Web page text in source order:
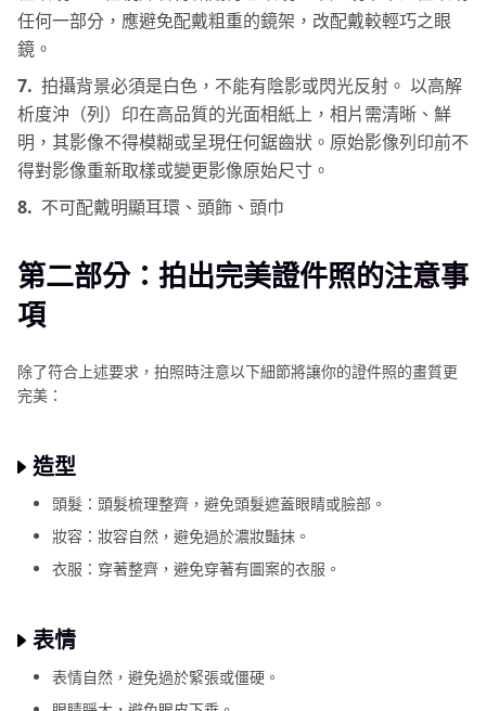
任何一部分，應避免配戴粗重的鏡架，改配戴較輕巧之眼
鏡。
7. 拍攝背景必須是白色，不能有陰影或閃光反射。 以高解
析度沖（列）印在高品質的光面相紙上，相片需清晰、鮮
明，其影像不得模糊或呈現任何鋸齒狀。原始影像列印前不
得對影像重新取樣或變更影像原始尺寸。
8. 不可配戴明顯耳環、頭飾、頭巾
第二部分：拍出完美證件照的注意事
項
除了符合上述要求，拍照時注意以下細節將讓你的證件照的畫質更
完美：
造型
頭髮：頭髮梳理整齊，避免頭髮遮蓋眼睛或臉部。
妝容：妝容自然，避免過於濃妝豔抹。
衣服：穿著整齊，避免穿著有圖案的衣服。
表情
表情自然，避免過於緊張或僵硬。